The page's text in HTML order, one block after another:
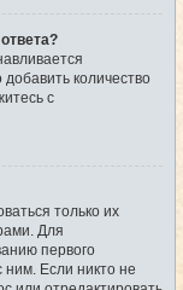
количество
с
только их
Для
первого
ним. Если никто не